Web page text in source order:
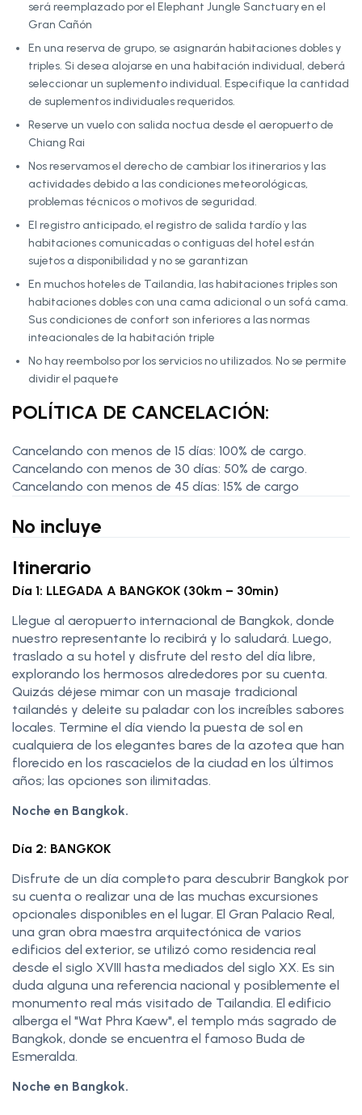
será reemplazado por el Elephant Jungle Sanctuary en el
Gran Cañón
En una reserva de grupo, se asignarán habitaciones dobles y
triples. Si desea alojarse en una habitación individual, deberá
seleccionar un suplemento individual. Especifique la cantidad
de suplementos individuales requeridos.
Reserve un vuelo con salida noctua desde el aeropuerto de
Chiang Rai
Nos reservamos el derecho de cambiar los itinerarios y las
actividades debido a las condiciones meteorológicas,
problemas técnicos o motivos de seguridad.
El registro anticipado, el registro de salida tardío y las
habitaciones comunicadas o contiguas del hotel están
sujetos a disponibilidad y no se garantizan
En muchos hoteles de Tailandia, las habitaciones triples son
habitaciones dobles con una cama adicional o un sofá cama.
Sus condiciones de confort son inferiores a las normas
inteacionales de la habitación triple
No hay reembolso por los servicios no utilizados. No se permite
dividir el paquete
POLÍTICA DE CANCELACIÓN:
Cancelando con menos de 15 días: 100% de cargo.
Cancelando con menos de 30 días: 50% de cargo.
Cancelando con menos de 45 días: 15% de cargo
No incluye
Itinerario
Día 1: LLEGADA A BANGKOK (30km – 30min)
Llegue al aeropuerto internacional de Bangkok, donde
nuestro representante lo recibirá y lo saludará. Luego,
traslado a su hotel y disfrute del resto del día libre,
explorando los hermosos alrededores por su cuenta.
Quizás déjese mimar con un masaje tradicional
tailandés y deleite su paladar con los increíbles sabores
locales. Termine el día viendo la puesta de sol en
cualquiera de los elegantes bares de la azotea que han
florecido en los rascacielos de la ciudad en los últimos
años; las opciones son ilimitadas.
Noche en Bangkok.
Día 2: BANGKOK
Disfrute de un día completo para descubrir Bangkok por
su cuenta o realizar una de las muchas excursiones
opcionales disponibles en el lugar. El Gran Palacio Real,
una gran obra maestra arquitectónica de varios
edificios del exterior, se utilizó como residencia real
desde el siglo XVIII hasta mediados del siglo XX. Es sin
duda alguna una referencia nacional y posiblemente el
monumento real más visitado de Tailandia. El edificio
alberga el "Wat Phra Kaew", el templo más sagrado de
Bangkok, donde se encuentra el famoso Buda de
Esmeralda.
Noche en Bangkok.